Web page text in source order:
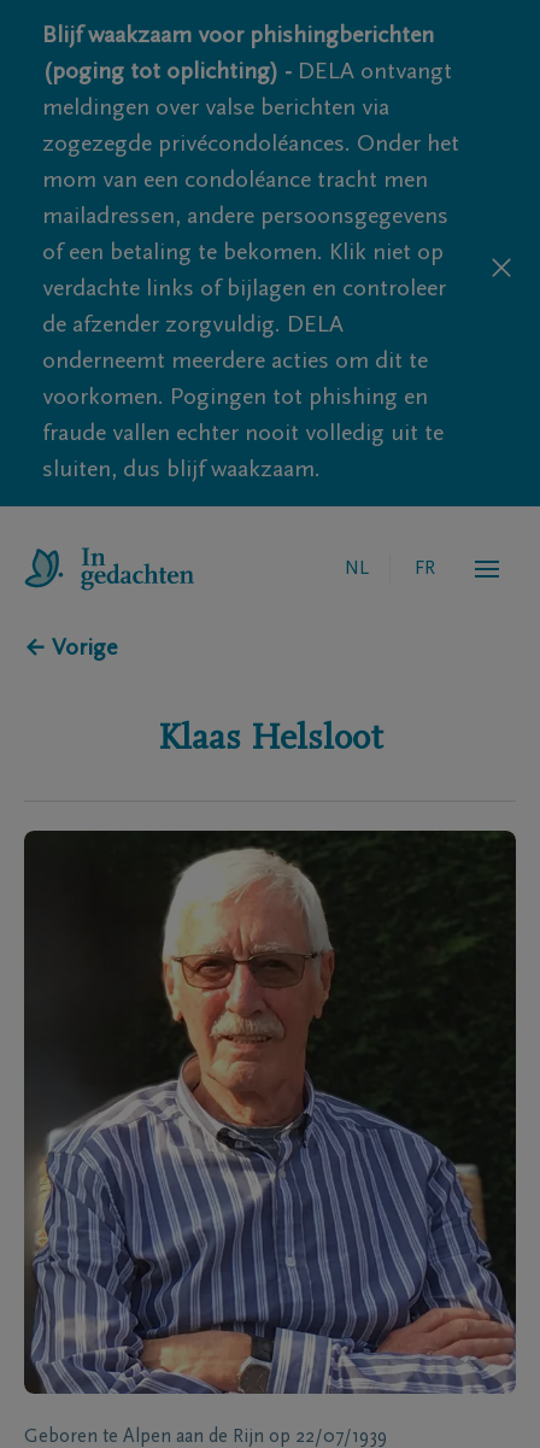
Blijf waakzaam voor phishingberichten
(poging tot oplichting) - DELA ontvangt
meldingen over valse berichten via
zogezegde privécondoléances. Onder het
mom van een condoléance tracht men
mailadressen, andere persoonsgegevens
of een betaling te bekomen. Klik niet op
verdachte links of bijlagen en controleer
de afzender zorgvuldig. DELA
onderneemt meerdere acties om dit te
voorkomen. Pogingen tot phishing en
fraude vallen echter nooit volledig uit te
sluiten, dus blijf waakzaam.
NL FR
← Vorige
Klaas Helsloot
Geboren te Alpen aan de Rijn op 22/07/1939